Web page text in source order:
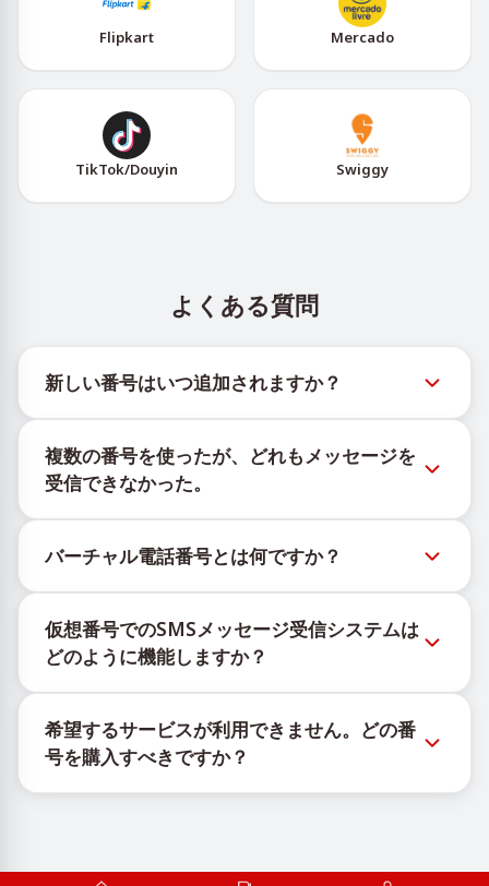
Flipkart Mercado
TikTok/Douyin Swiggy
よくある質問
新しい番号はいつ追加されますか？
@TigerSMSofficial_bot で確認できます。このチャン
ネルは最新の番号在庫にアクセスできるよう、タイム
リーな更新を提供します。
複数の番号を使ったが、どれもメッセージを
受信できなかった。
ことはできません。サービスのアルゴリズムにより、
一時的な番号へのメッセージ配信がさまざまな理由で
には、次の方法をお試しください：
VPNサービスを利用してIPアドレスを変更してくだ
さい。
バーチャル電話番号とは何ですか？
で、物理的なSIMカードやデバイスに紐づかず、固定
された地理的場所にも依存しません。主な機能は、
OTPや認証コードを含むSMSメッセージの受信です。
仮想番号でのSMSメッセージ受信システムは
どのように機能しますか？
ソフトウェアの組み合わせで動作します。SIMカード
を管理するための自社インフラと、メッセージ受信の
希望するサービスが利用できません。どの番
号を購入すべきですか？